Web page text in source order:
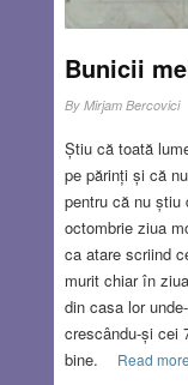
Bunicii
By Mirjam Bercovici
Știu că toată
pe părinți și că
pentru că nu știu
octombrie ziua
ca atare scriind
murit chiar în
din casa lor
crescându-și cei
bine.
Read